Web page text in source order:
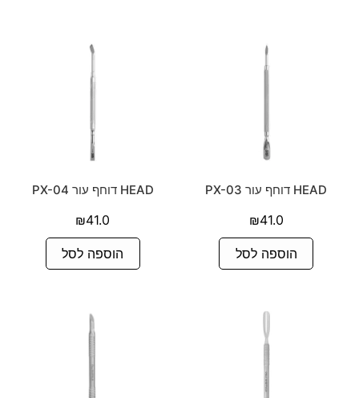
HEAD דוחף עור PX-03
₪41.0
הוספה לסל
HEAD דוחף עור PX-04
₪41.0
הוספה לסל